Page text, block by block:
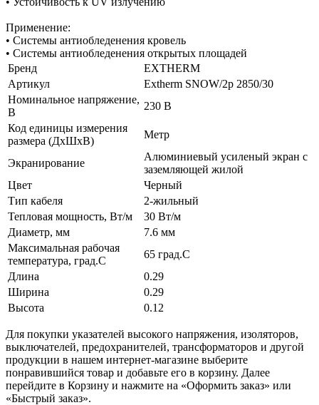
Применение:
• Системы антиобледенения кровель
• Системы антиобледенения открытых площадей
Бренд
EXTHERM
Артикул
Extherm SNOW/2p 2850/30
Номинальное напряжение,
В
230 В
Код единицы измерения
размера (ДхШхВ)
Метр
Экранирование
Алюминиевый усиленый экран с
заземляющей жилой
Цвет
Черный
Тип кабеля
2-жильный
Тепловая мощность, Вт/м
30 Вт/м
Диаметр, мм
7.6 мм
Максимальная рабочая
температура, град.C
65 град.C
Длина
0.29
Ширина
0.29
Высота
0.12
Для покупки указателей высокого напряжения, изоляторов,
выключателей, предохранителей, трансформаторов и другой
продукции в нашем интернет-магазине выберите
понравившийся товар и добавьте его в корзину. Далее
перейдите в Корзину и нажмите на «Оформить заказ» или
«Быстрый заказ».